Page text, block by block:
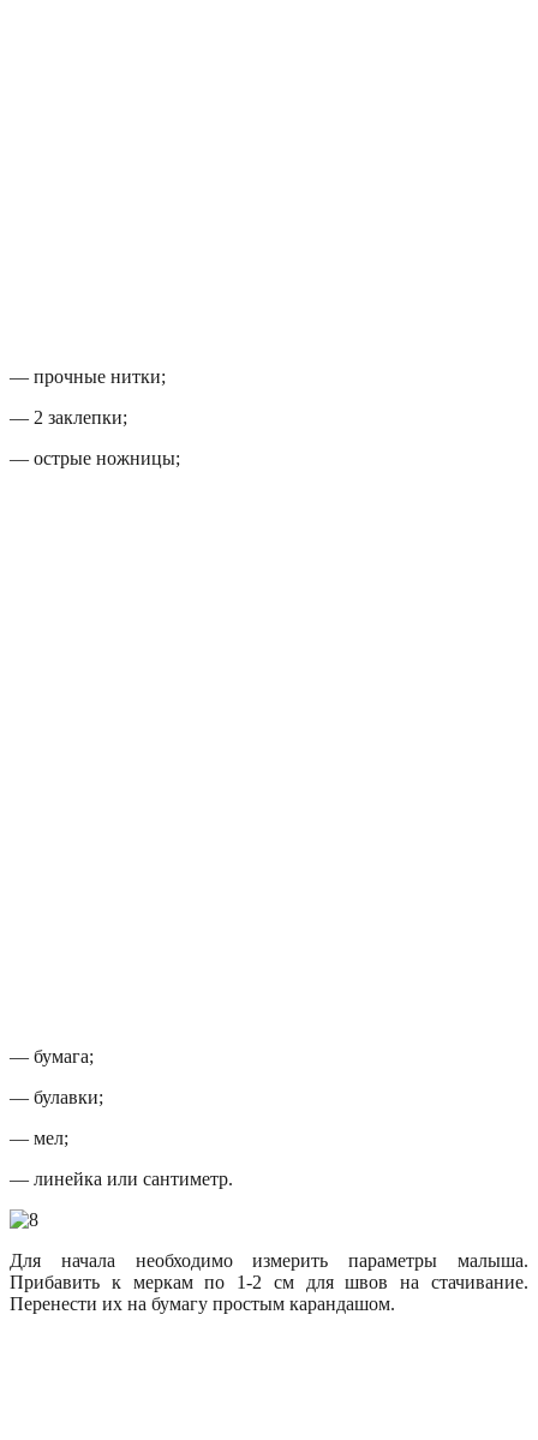
— прочные нитки;
— 2 заклепки;
— острые ножницы;
— бумага;
— булавки;
— мел;
— линейка или сантиметр.
Для начала необходимо измерить параметры малыша.
Прибавить к меркам по 1-2 см для швов на стачивание.
Перенести их на бумагу простым карандашом.